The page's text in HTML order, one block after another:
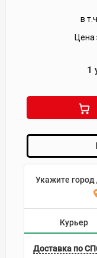
в
Цена
1
Укажите город
Курьер
Доставка по